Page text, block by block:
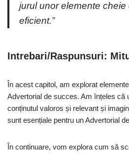
jurul unor elemente
eficient.”
Intrebari/Raspunsuri:
În acest capitol, am explorat
Advertorial de succes. Am înțeles că
conținutul valoros și relevant și
sunt esențiale pentru un Advertorial
În continuare, vom explora cum să